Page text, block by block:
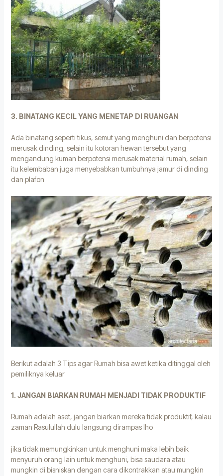
3. BINATANG KECIL YANG MENETAP DI RUANGAN
Ada binatang seperti tikus, semut yang menghuni dan berpotensi
merusak dinding, selain itu kotoran hewan tersebut yang
mengandung kuman berpotensi merusak material rumah, selain
itu kelembaban juga menyebabkan tumbuhnya jamur di dinding
dan plafon
Berikut adalah 3 Tips agar Rumah bisa awet ketika ditinggal oleh
pemiliknya keluar
1. JANGAN BIARKAN RUMAH MENJADI TIDAK PRODUKTIF
Rumah adalah aset, jangan biarkan mereka tidak produktif, kalau
zaman Rasulullah dulu langsung dirampas lho
jika tidak memungkinkan untuk menghuni maka lebih baik
menyuruh orang lain untuk menghuni, bisa saudara atau
mungkin di bisniskan dengan cara dikontrakkan atau mungkin